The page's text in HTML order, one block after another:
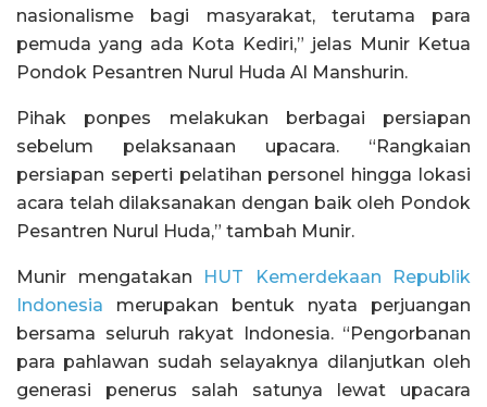
nasionalisme bagi masyarakat, terutama para
pemuda yang ada Kota Kediri,” jelas Munir Ketua
Pondok Pesantren Nurul Huda Al Manshurin.
Pihak ponpes melakukan berbagai persiapan
sebelum pelaksanaan upacara. “Rangkaian
persiapan seperti pelatihan personel hingga lokasi
acara telah dilaksanakan dengan baik oleh Pondok
Pesantren Nurul Huda,” tambah Munir.
Munir mengatakan
HUT Kemerdekaan Republik
Indonesia merupakan bentuk nyata perjuangan
bersama seluruh rakyat Indonesia. “Pengorbanan
para pahlawan sudah selayaknya dilanjutkan oleh
generasi penerus salah satunya lewat upacara